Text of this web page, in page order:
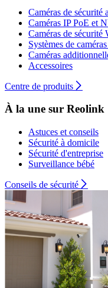
Caméras de sécurité
Caméras IP PoE et
Caméras de sécurité
Systèmes de
Caméras
Accessoires
Centre de produits
À la une sur Reolink
Astuces et conseils
Sécurité à domicile
Sécurité d'entreprise
Surveillance bébé
Conseils de sécurité